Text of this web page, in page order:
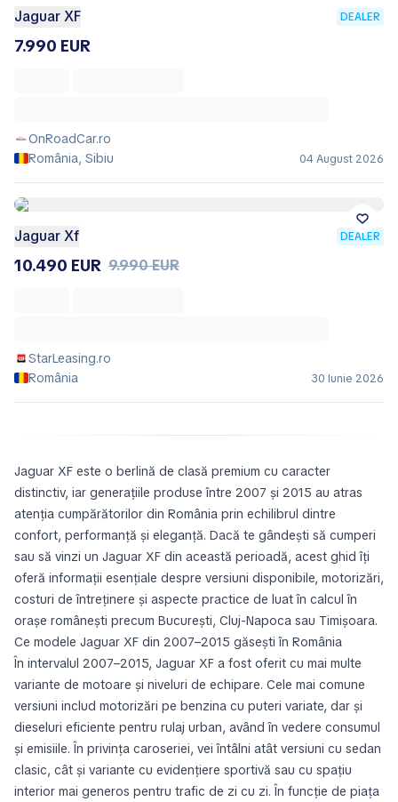
Jaguar XF DEALER
7.990 EUR
OnRoadCar.ro
România, Sibiu
04 August 2026
Jaguar Xf DEALER
10.490 EUR 9.990 EUR
StarLeasing.ro
România
30 Iunie 2026
Jaguar XF este o berlină de clasă premium cu caracter
distinctiv, iar generațiile produse între 2007 și 2015 au atras
atenția cumpărătorilor din România prin echilibrul dintre
confort, performanță și eleganță. Dacă te gândești să cumperi
sau să vinzi un Jaguar XF din această perioadă, acest ghid îți
oferă informații esențiale despre versiuni disponibile, motorizări,
costuri de întreținere și aspecte practice de luat în calcul în
orașe românești precum București, Cluj-Napoca sau Timișoara.
Ce modele Jaguar XF din 2007–2015 găsești în România
În intervalul 2007–2015, Jaguar XF a fost oferit cu mai multe
variante de motoare și niveluri de echipare. Cele mai comune
versiuni includ motorizări pe benzina cu puteri variate, dar și
dieseluri eficiente pentru rulaj urban, având în vedere consumul
și emisiile. În privința caroseriei, vei întâlni atât versiuni cu sedan
clasic, cât și variante cu evidențiere sportivă sau cu spațiu
interior mai generos pentru trafic de zi cu zi. În funcție de piața